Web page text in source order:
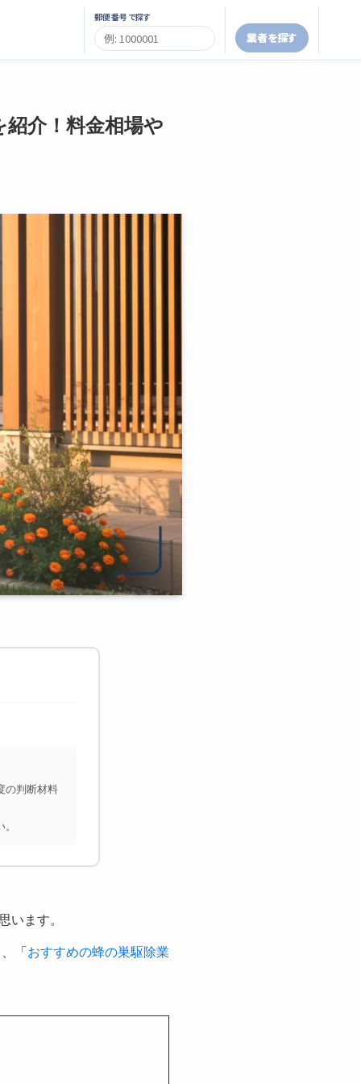
郵便番号で探す
業者を探す
介！料金相場や
の判断材料
います。
「 おすすめの蜂の巣駆除業